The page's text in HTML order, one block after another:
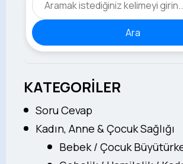
Ara
KATEGORİLER
Soru Cevap
Kadın, Anne & Çocuk Sağlığı
Bebek / Çocuk